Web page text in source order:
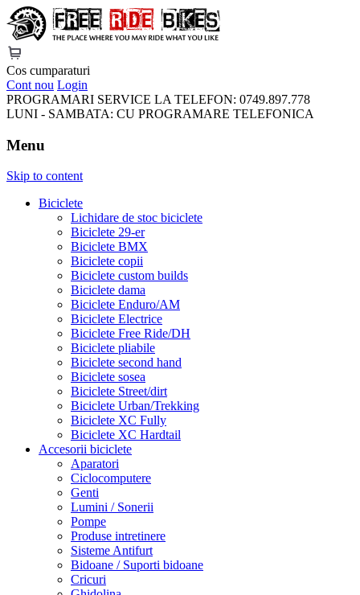
FreeRideBikes
Cos cumparaturi
Cont nou Login
PROGRAMARI SERVICE LA TELEFON: 0749.897.778
LUNI - SAMBATA: CU PROGRAMARE TELEFONICA
Menu
Skip to content
Biciclete
Lichidare de stoc biciclete
Biciclete 29-er
Biciclete BMX
Biciclete copii
Biciclete custom builds
Biciclete dama
Biciclete Enduro/AM
Biciclete Electrice
Biciclete Free Ride/DH
Biciclete pliabile
Biciclete second hand
Biciclete sosea
Biciclete Street/dirt
Biciclete Urban/Trekking
Biciclete XC Fully
Biciclete XC Hardtail
Accesorii biciclete
Aparatori
Ciclocomputere
Genti
Lumini / Sonerii
Pompe
Produse intretinere
Sisteme Antifurt
Bidoane / Suporti bidoane
Cricuri